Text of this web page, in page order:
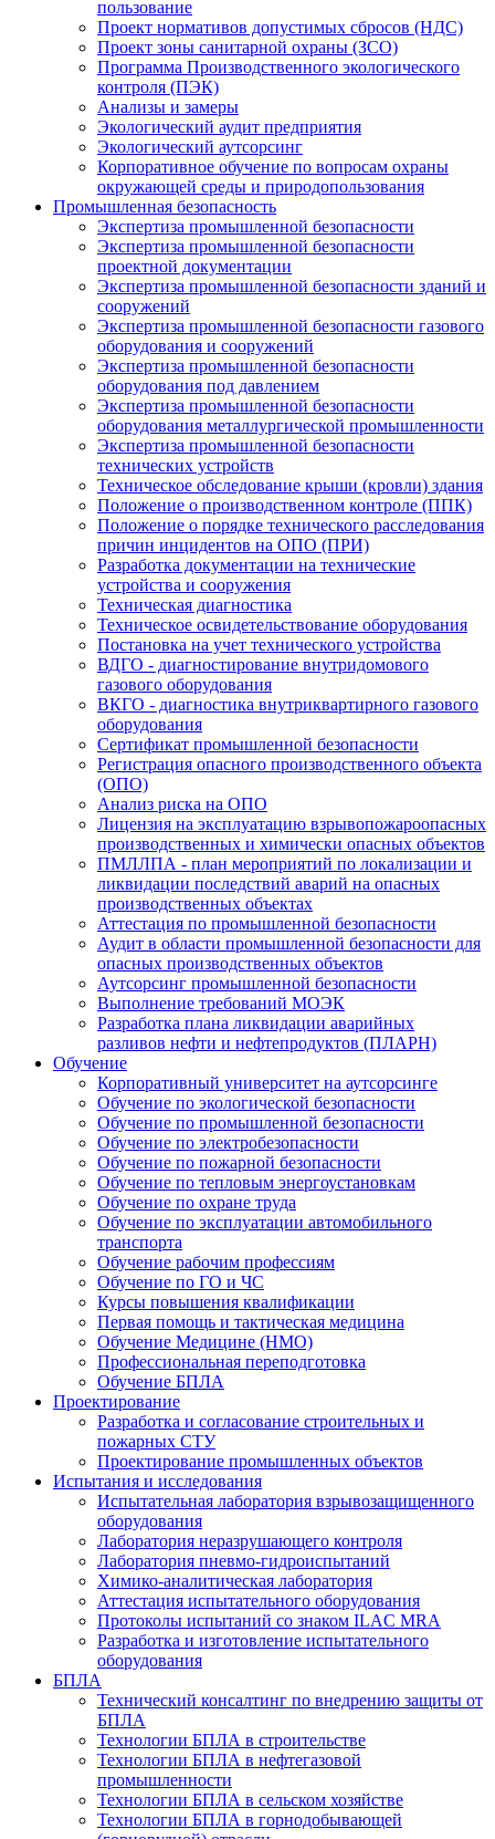
пользование
Проект нормативов допустимых сбросов (НДС)
Проект зоны санитарной охраны (ЗСО)
Программа Производственного экологического
контроля (ПЭК)
Анализы и замеры
Экологический аудит предприятия
Экологический аутсорсинг
Корпоративное обучение по вопросам охраны
окружающей среды и природопользования
Промышленная безопасность
Экспертиза промышленной безопасности
Экспертиза промышленной безопасности
проектной документации
Экспертиза промышленной безопасности зданий и
сооружений
Экспертиза промышленной безопасности газового
оборудования и сооружений
Экспертиза промышленной безопасности
оборудования под давлением
Экспертиза промышленной безопасности
оборудования металлургической промышленности
Экспертиза промышленной безопасности
технических устройств
Техническое обследование крыши (кровли) здания
Положение о производственном контроле (ППК)
Положение о порядке технического расследования
причин инцидентов на ОПО (ПРИ)
Разработка документации на технические
устройства и сооружения
Техническая диагностика
Техническое освидетельствование оборудования
Постановка на учет технического устройства
ВДГО - диагностирование внутридомового
газового оборудования
ВКГО - диагностика внутриквартирного газового
оборудования
Сертификат промышленной безопасности
Регистрация опасного производственного объекта
(ОПО)
Анализ риска на ОПО
Лицензия на эксплуатацию взрывопожароопасных
производственных и химически опасных объектов
ПМЛЛПА - план мероприятий по локализации и
ликвидации последствий аварий на опасных
производственных объектах
Аттестация по промышленной безопасности
Аудит в области промышленной безопасности для
опасных производственных объектов
Аутсорсинг промышленной безопасности
Выполнение требований МОЭК
Разработка плана ликвидации аварийных
разливов нефти и нефтепродуктов (ПЛАРН)
Обучение
Корпоративный университет на аутсорсинге
Обучение по экологической безопасности
Обучение по промышленной безопасности
Обучение по электробезопасности
Обучение по пожарной безопасности
Обучение по тепловым энергоустановкам
Обучение по охране труда
Обучение по эксплуатации автомобильного
транспорта
Обучение рабочим профессиям
Обучение по ГО и ЧС
Курсы повышения квалификации
Первая помощь и тактическая медицина
Обучение Медицине (НМО)
Профессиональная переподготовка
Обучение БПЛА
Проектирование
Разработка и согласование строительных и
пожарных СТУ
Проектирование промышленных объектов
Испытания и исследования
Испытательная лаборатория взрывозащищенного
оборудования
Лаборатория неразрушающего контроля
Лаборатория пневмо-гидроиспытаний
Химико-аналитическая лаборатория
Аттестация испытательного оборудования
Протоколы испытаний со знаком ILAC MRA
Разработка и изготовление испытательного
оборудования
БПЛА
Технический консалтинг по внедрению защиты от
БПЛА
Технологии БПЛА в строительстве
Технологии БПЛА в нефтегазовой
промышленности
Технологии БПЛА в сельском хозяйстве
Технологии БПЛА в горнодобывающей